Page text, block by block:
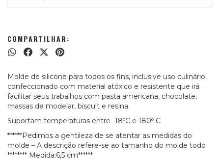
COMPARTILHAR:
Molde de silicone para todos os fins, inclusive uso culinário,
confeccionado com material atóxico e resistente que irá
facilitar seus trabalhos com pasta americana, chocolate,
massas de modelar, biscuit e resina
Suportam temperaturas entre -18ºC e 180º C
******Pedimos a gentileza de se atentar as medidas do
molde – A descrição refere-se ao tamanho do molde todo
******** Medida:6,5 cm******